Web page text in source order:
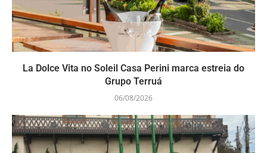
La Dolce Vita no Soleil Casa Perini marca estreia do
Grupo Terruá
06/08/2026